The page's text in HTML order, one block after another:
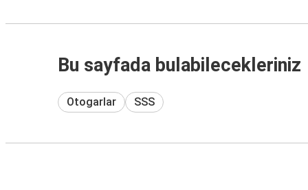
Bu sayfada bulabilecekleriniz
Otogarlar SSS